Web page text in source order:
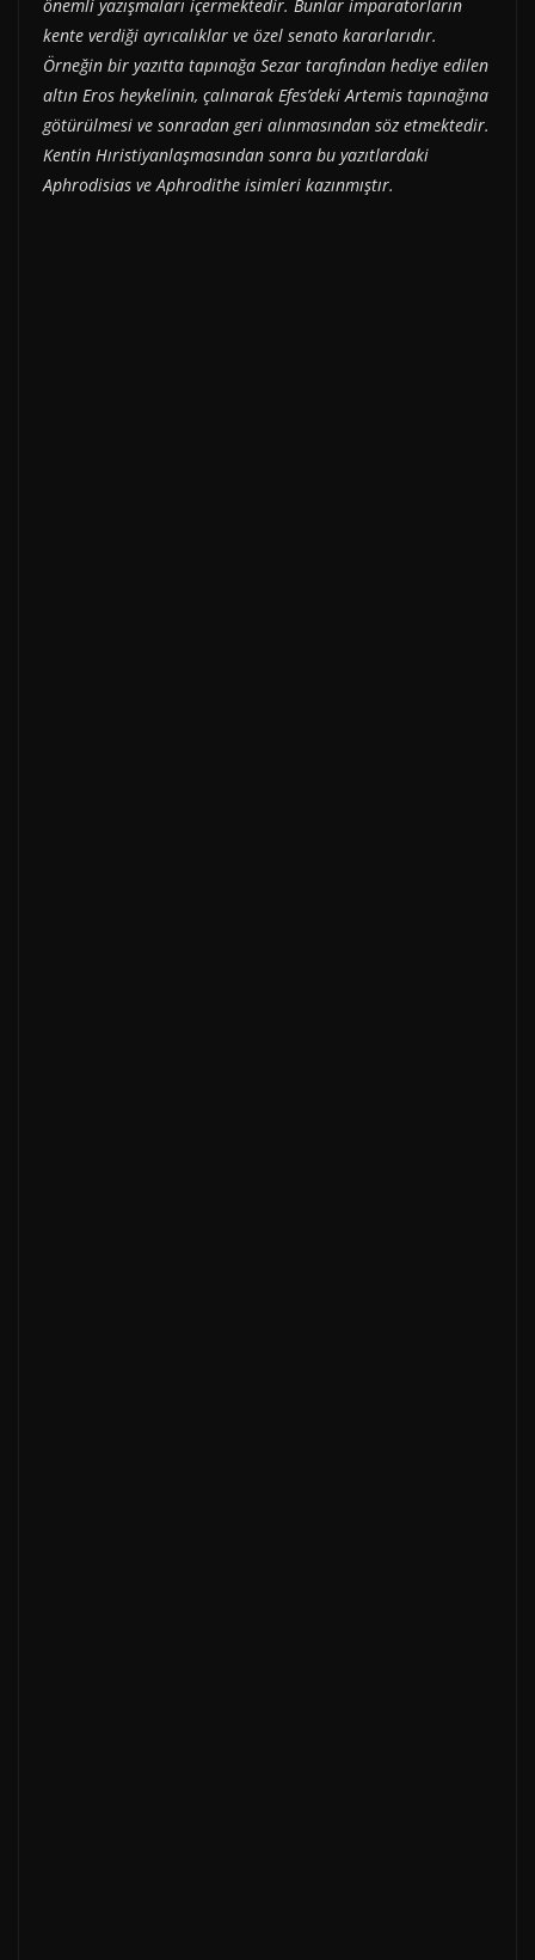
önemli yazışmaları içermektedir. Bunlar imparatorların
kente verdiği ayrıcalıklar ve özel senato kararlarıdır.
Örneğin bir yazıtta tapınağa Sezar tarafından hediye edilen
altın Eros heykelinin, çalınarak Efes’deki Artemis tapınağına
götürülmesi ve sonradan geri alınmasından söz etmektedir.
Kentin Hıristiyanlaşmasından sonra bu yazıtlardaki
Aphrodisias ve Aphrodithe isimleri kazınmıştır.